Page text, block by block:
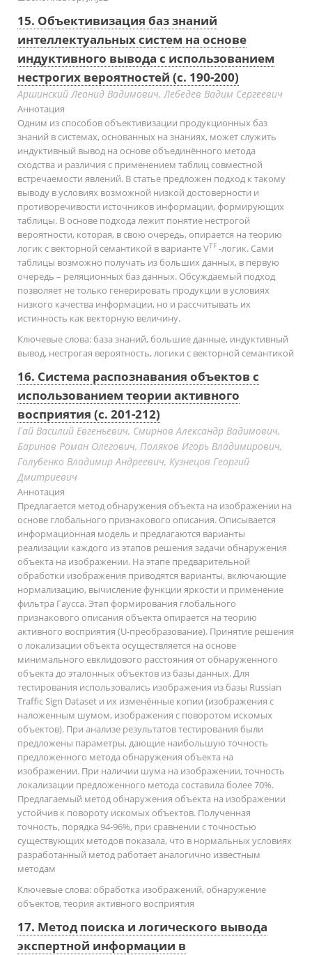
15. Объективизация баз знаний
интеллектуальных систем на основе
индуктивного вывода с использованием
нестрогих вероятностей (с. 190-200)
Аршинский Леонид Вадимович, Лебедев Вадим Сергеевич
Аннотация
Одним из способов объективизации продукционных баз
знаний в системах, основанных на знаниях, может служить
индуктивный вывод на основе объединённого метода
сходства и различия с применением таблиц совместной
встречаемости явлений. В статье предложен подход к такому
выводу в условиях возможной низкой достоверности и
противоречивости источников информации, формирующих
таблицы. В основе подхода лежит понятие нестрогой
вероятности, которая, в свою очередь, опирается на теорию
логик с векторной семантикой в варианте VTF -логик. Сами
таблицы возможно получать из больших данных, в первую
очередь – реляционных баз данных. Обсуждаемый подход
позволяет не только генерировать продукции в условиях
низкого качества информации, но и рассчитывать их
истинность как векторную величину.
Ключевые слова:база знаний, большие данные, индуктивный
вывод, нестрогая вероятность, логики с векторной семантикой
16. Система распознавания объектов с
использованием теории активного
восприятия (с. 201-212)
Гай Василий Евгеньевич, Смирнов Александр Вадимович,
Баринов Роман Олегович, Поляков Игорь Владимирович,
Голубенко Владимир Андреевич, Кузнецов Георгий
Дмитриевич
Аннотация
Предлагается метод обнаружения объекта на изображении на
основе глобального признакового описания. Описывается
информационная модель и предлагаются варианты
реализации каждого из этапов решения задачи обнаружения
объекта на изображении. На этапе предварительной
обработки изображения приводятся варианты, включающие
нормализацию, вычисление функции яркости и применение
фильтра Гаусса. Этап формирования глобального
признакового описания объекта опирается на теорию
активного восприятия (U-преобразование). Принятие решения
о локализации объекта осуществляется на основе
минимального евклидового расстояния от обнаруженного
объекта до эталонных объектов из базы данных. Для
тестирования использовались изображения из базы Russian
Traffic Sign Dataset и их изменённые копии (изображения с
наложенным шумом, изображения с поворотом искомых
объектов). При анализе результатов тестирования были
предложены параметры, дающие наибольшую точность
предложенного метода обнаружения объекта на
изображении. При наличии шума на изображении, точность
локализации предложенного метода составила более 70%.
Предлагаемый метод обнаружения объекта на изображении
устойчив к повороту искомых объектов. Полученная
точность, порядка 94-96%, при сравнении с точностью
существующих методов показала, что в нормальных условиях
разработанный метод работает аналогично известным
методам
Ключевые слова:обработка изображений, обнаружение
объектов, теория активного восприятия
17. Метод поиска и логического вывода
экспертной информации в